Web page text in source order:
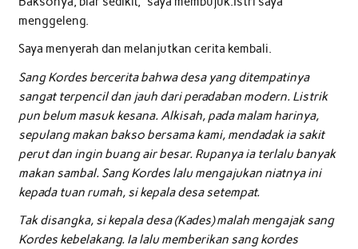
menggeleng.
Saya menyerah dan melanjutkan cerita kembali.
Sang Kordes bercerita bahwa desa yang ditempatinya
sangat terpencil dan jauh dari peradaban modern. Listrik
pun belum masuk kesana. Alkisah, pada malam harinya,
sepulang makan bakso bersama kami, mendadak ia sakit
perut dan ingin buang air besar. Rupanya ia terlalu banyak
makan sambal. Sang Kordes lalu mengajukan niatnya ini
kepada tuan rumah, si kepala desa setempat.
Tak disangka, si kepala desa (Kades) malah mengajak sang
Kordes kebelakang. Ia lalu memberikan sang kordes